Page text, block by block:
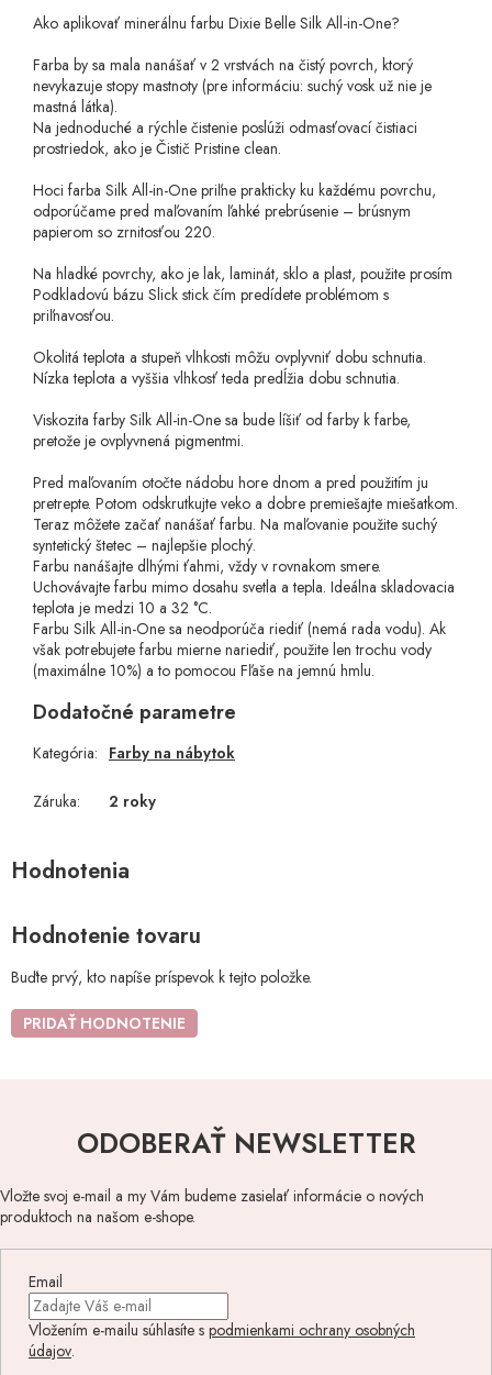
Ako aplikovať minerálnu farbu Dixie Belle Silk All-in-One?
Farba by sa mala nanášať v 2 vrstvách na čistý povrch, ktorý
nevykazuje stopy mastnoty (pre informáciu: suchý vosk už nie je
mastná látka).
Na jednoduché a rýchle čistenie poslúži odmasťovací čistiaci
prostriedok, ako je Čistič Pristine clean.
Hoci farba Silk All-in-One priľne prakticky ku každému povrchu,
odporúčame pred maľovaním ľahké prebrúsenie – brúsnym
papierom so zrnitosťou 220.
Na hladké povrchy, ako je lak, laminát, sklo a plast, použite prosím
Podkladovú bázu Slick stick čím predídete problémom s
priľnavosťou.
Okolitá teplota a stupeň vlhkosti môžu ovplyvniť dobu schnutia.
Nízka teplota a vyššia vlhkosť teda predĺžia dobu schnutia.
Viskozita farby Silk All-in-One sa bude líšiť od farby k farbe,
pretože je ovplyvnená pigmentmi.
Pred maľovaním otočte nádobu hore dnom a pred použitím ju
pretrepte. Potom odskrutkujte veko a dobre premiešajte miešatkom.
Teraz môžete začať nanášať farbu. Na maľovanie použite suchý
syntetický štetec – najlepšie plochý.
Farbu nanášajte dlhými ťahmi, vždy v rovnakom smere.
Uchovávajte farbu mimo dosahu svetla a tepla. Ideálna skladovacia
teplota je medzi 10 a 32 °C.
Farbu Silk All-in-One sa neodporúča riediť (nemá rada vodu). Ak
však potrebujete farbu mierne nariediť, použite len trochu vody
(maximálne 10%) a to pomocou Fľaše na jemnú hmlu.
Dodatočné parametre
Kategória: Farby na nábytok
Záruka: 2 roky
Hodnotenie tovaru
Buďte prvý, kto napíše príspevok k tejto položke.
PRIDAŤ HODNOTENIE
ODOBERAŤ NEWSLETTER
Vložte svoj e-mail a my Vám budeme zasielať informácie o nových
produktoch na našom e-shope.
Email
Vložením e-mailu súhlasíte s podmienkami ochrany osobných
údajov.